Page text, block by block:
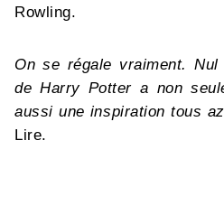
Rowling.
On se régale vraiment.
de Harry Potter a non
aussi une inspiration tous
Lire.